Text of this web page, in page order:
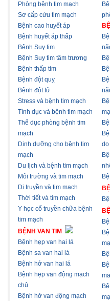
Phòng bệnh tim mạch
Sơ cấp cứu tim mạch
Bệnh cao huyết áp
Bệnh huyết áp thấp
Bệnh Suy tim
Bệnh Suy tim tâm trương
Bệnh thấp tim
Bệnh đột quỵ
Bệnh đột tử
Stress và bệnh tim mạch
Tình dục và bệnh tim mạch
Thể dục phòng bệnh tim
mạch
Dinh dưỡng cho bệnh tim
mạch
Du lịch và bệnh tim mạch
Môi trường và tim mạch
Di truyền và tim mạch
Thời tiết và tim mạch
Y học cổ truyền chữa bệnh
tim mạch
BỆNH VAN TIM
Bệnh hẹp van hai lá
Bệnh sa van hai lá
Bệnh hở van hai lá
Bệnh hẹp van động mạch
chủ
Bệnh hở van động mạch
do